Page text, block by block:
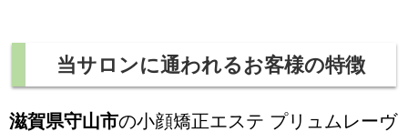
当サロンに通われるお客様の特徴
滋賀県守山市の小顔矯正エステ プリュムレーヴ